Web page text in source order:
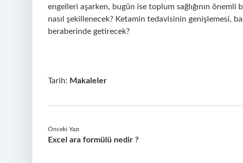
engelleri aşarken, bugün ise toplum sağlığının
nasıl şekillenecek? Ketamin tedavisinin genişlemesi,
beraberinde getirecek?
Tarih: Makaleler
Önceki Yazı
Excel ara formülü nedir ?